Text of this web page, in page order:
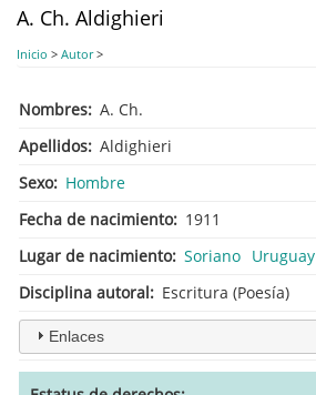
A. Ch. Aldighieri
Inicio > Autor>
Nombres A. Ch.
Apellidos Aldighieri
Sexo
Hombre
Fecha de nacimiento
1911
Lugar de nacimiento Soriano Uruguay
Disciplina autoral
Escritura (Poesía)
Enlaces